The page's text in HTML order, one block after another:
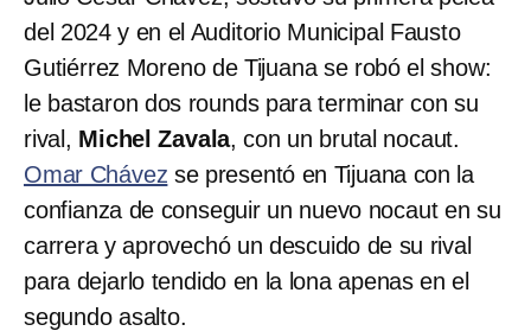
del 2024 y en el Auditorio Municipal Fausto
Gutiérrez Moreno de Tijuana se robó el show:
le bastaron dos rounds para terminar con su
rival, Michel Zavala, con un brutal nocaut.
Omar Chávez se presentó en Tijuana con la
confianza de conseguir un nuevo nocaut en su
carrera y aprovechó un descuido de su rival
para dejarlo tendido en la lona apenas en el
segundo asalto.